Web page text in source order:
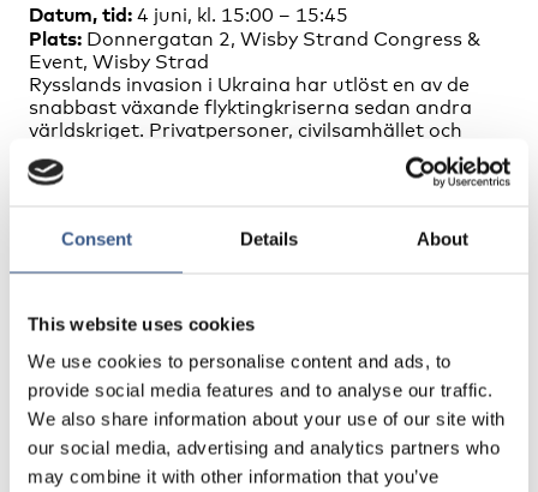
Consent Details About
This website uses cookies
We use cookies to personalise content and ads, to
provide social media features and to analyse our traffic.
We also share information about your use of our site with
our social media, advertising and analytics partners who
may combine it with other information that you’ve
Datum, tid: 4 juni, kl. 15:00 – 15:45
Plats: Donnergatan 2, Wisby Strand Congress &
Event, Wisby Strad
Rysslands invasion i Ukraina har utlöst en av de
snabbast växande flyktingkriserna sedan andra
världskriget. Privatpersoner, civilsamhället och
tjänstemän gör sig beredda att ta emot flyktingar
från kriget; viljan att hjälpa är stark. Men hur ska vi
Medverkande:
migrationsminister
Mikael Ribbenvik, generaldirektör,
Eleonora Narvselius, etnolog och docent i
Europastudier, Lunds universitet